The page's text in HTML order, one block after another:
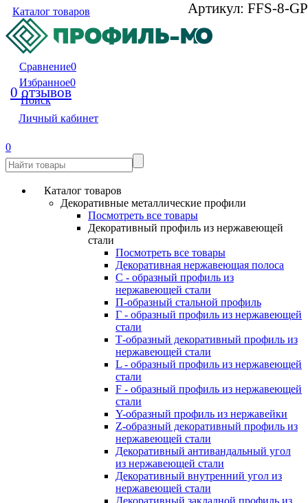
Каталог товаров
Сравнение0
Избранное0
Поиск
Личный кабинет
0
Каталог товаров
Декоративные металлические профили
Посмотреть все товары
Декоративный профиль из нержавеющей
стали
Посмотреть все товары
Декоративная нержавеющая полоса
С - образный профиль из
нержавеющей стали
П-образный стальной профиль
Г - образный профиль из нержавеющей
стали
Т-образный декоративный профиль из
нержавеющей стали
L - образный профиль из нержавеющей
стали
F - образный профиль из нержавеющей
стали
Y-образный профиль из нержавейки
Z-образный декоративный профиль из
нержавеющей стали
Декоративный антивандальный угол
из нержавеющей стали
Декоративный внутренний угол из
нержавеющей стали
Декоративный закладной профиль из
Артикул: FFS-8-GP
0 отзывов